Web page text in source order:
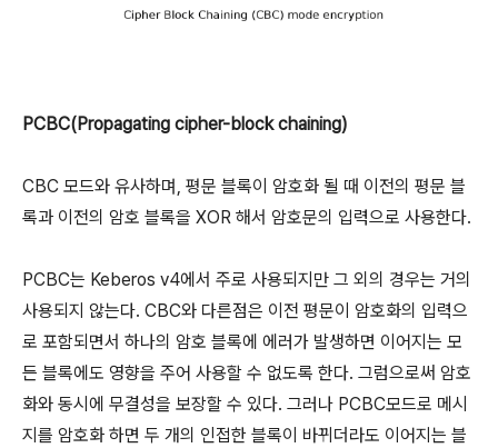
PCBC(Propagating cipher-block chaining)
CBC 모드와 유사하며, 평문 블록이 암호화 될 때 이전의 평문 블
록과 이전의 암호 블록을 XOR 해서 암호문의 입력으로 사용한다.
PCBC는 Keberos v4에서 주로 사용되지만 그 외의 경우는 거의
사용되지 않는다. CBC와 다른점은 이전 평문이 암호화의 입력으
로 포함되면서 하나의 암호 블록에 에러가 발생하면 이어지는 모
든 블록에도 영향을 주어 사용할 수 없도록 한다. 그럼으로써 암호
화와 동시에 무결성을 보장할 수 있다. 그러나 PCBC모드로 메시
지를 암호화 하면 두 개의 인접한 블록이 바뀌더라도 이어지는 블